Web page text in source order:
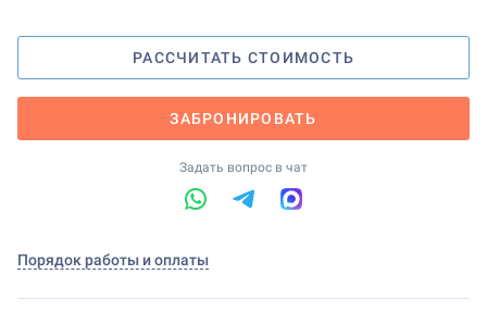
РАССЧИТАТЬ СТОИМОСТЬ
ЗАБРОНИРОВАТЬ
Задать вопрос в чат
Порядок работы и оплаты